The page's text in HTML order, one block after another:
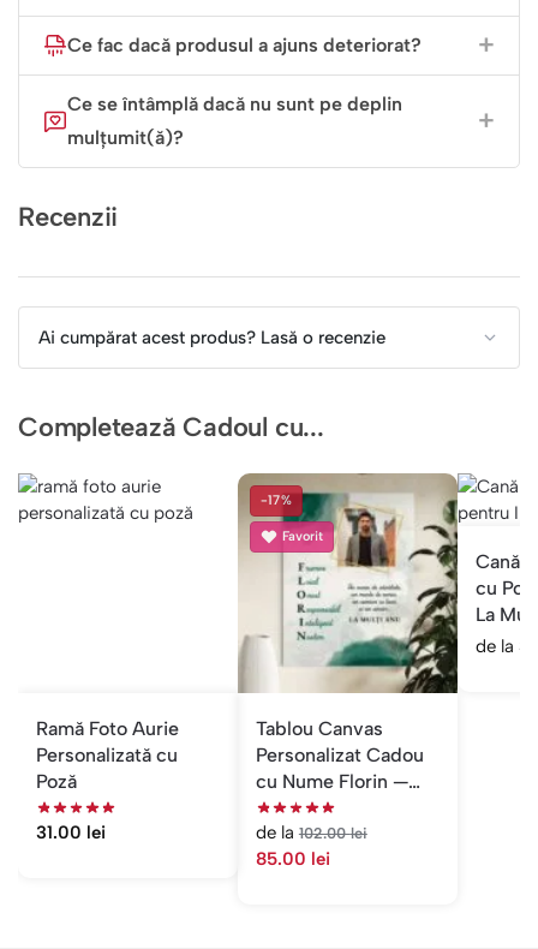
Ce fac dacă produsul a ajuns deteriorat?
Ce se întâmplă dacă nu sunt pe deplin
mulțumit(ă)?
Recenzii
Ai cumpărat acest produs? Lasă o recenzie
Completează Cadoul cu...
Ramă Foto Aurie
Personalizată cu
Poză
31.00 lei
-17%
Favorit
Tablou Canvas
Personalizat Cadou
cu Nume Florin —
Acrostih cu Poză
de la 102.00lei
85.00 lei
Cană
cu
La
de la